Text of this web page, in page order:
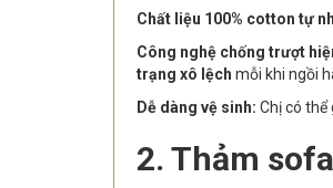
Chất liệu 100% cotton tự
Công nghệ chống trượt
trạng xô lệch mỗi khi ngồi
Dễ dàng vệ sinh: Chị có thể
2. Thảm